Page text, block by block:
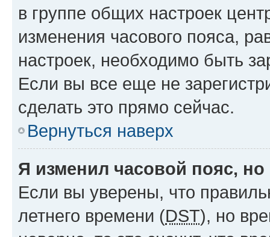
в группе общих настроек
изменения часового пояса,
настроек, необходимо быть
Если вы все еще не
сделать это прямо сейчас.
Вернуться наверх
Я изменил часовой пояс,
Если вы уверены, что
летнего времени (DST), но